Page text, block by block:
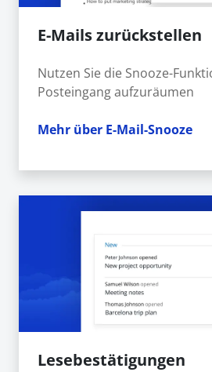
E-Mails zurückstellen
Nutzen Sie die Snooze-
Posteingang aufzuräumen
Mehr über E-Mail-Snooze
Lesebestätigungen